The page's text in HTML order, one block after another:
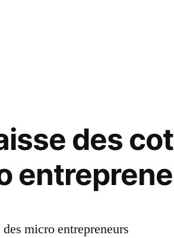
des
micro entrepreneurs